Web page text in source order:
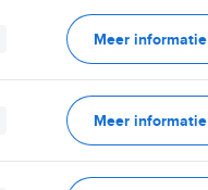
Meer informatie
Meer informatie